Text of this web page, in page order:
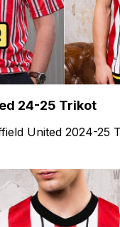
24-25 Trikot
United 2024-25